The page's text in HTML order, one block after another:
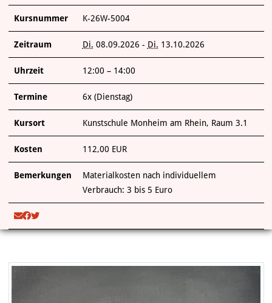
Kursnummer K-26W-5004
Zeitraum Di. 08.09.2026 - Di. 13.10.2026
Uhrzeit 12:00 – 14:00
Termine 6x (Dienstag)
Kursort Kunstschule Monheim am Rhein, Raum 3.1
Kosten 112,00 EUR
Bemerkungen
Materialkosten nach individuellem
Verbrauch: 3 bis 5 Euro